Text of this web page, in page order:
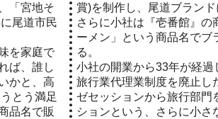
「宮地そ
尾道市民
を家庭で
ば、誰し
かと、高
とう満足
品名で販
賞)を制作し、尾道ブラン
さらに小社は『壱番館』の
ーメン」という商品名でブ
る。
小社の開業から33年が経
旅行業代理業制度を廃止し
ゼセッションから旅行部門
ションという、さらに小さ